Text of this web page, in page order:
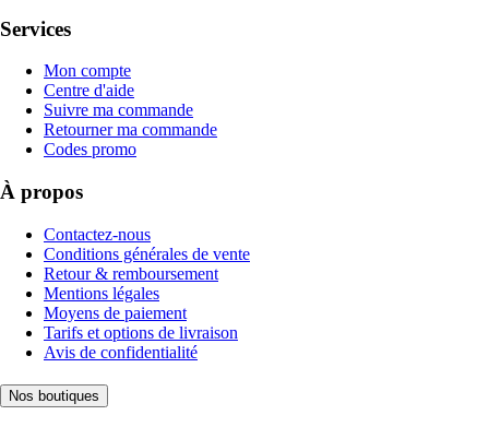
Services
Mon compte
Centre d'aide
Suivre ma commande
Retourner ma commande
Codes promo
À propos
Contactez-nous
Conditions générales de vente
Retour & remboursement
Mentions légales
Moyens de paiement
Tarifs et options de livraison
Avis de confidentialité
Nos boutiques